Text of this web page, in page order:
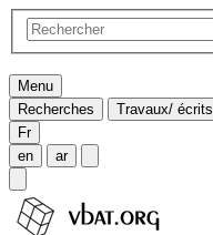
Menu
Recherches
Travaux/ écrits
Fr
en
ar